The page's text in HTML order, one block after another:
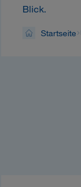
Blick.
Startseite